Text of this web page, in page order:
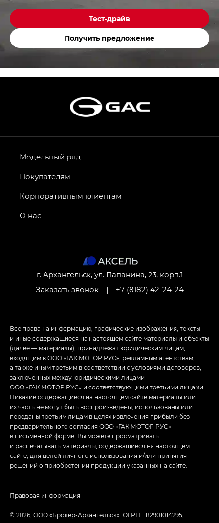
Тест-драйв
Получить предложение
г. Архангельск, ул. Папанина, 23, корп.1
Заказать звонок
| +7 (8182) 42-24-24
Модельный ряд
Покупателям
Корпоративным клиентам
О нас
Все права на информацию, графические изображения, тексты
и иные содержащиеся на настоящем сайте материалы и объекты
(далее — материалы), принадлежат юридическим лицам,
входящим в ООО «ГАК МОТОР РУС», рекламным агентствам,
а также иным третьим в соответствии с условиями договоров,
заключенных между юридическими лицами
ООО «ГАК МОТОР РУС» и соответствующими третьими лицами.
Никакие содержащиеся на настоящем сайте материалы или
их часть не могут быть воспроизведены, использованы или
переданы третьим лицам в целях извлечения прибыли без
предварительного согласия ООО «ГАК МОТОР РУС»
в письменной форме. Вы можете просматривать
и распечатывать материалы, содержащиеся на настоящем
сайте, для целей личного использования и/или принятия
решений о приобретении продукции указанных на сайте.
© 2026, ООО «Брокер-Архангельск». ОГРН 1182901014295,
Правовая информация